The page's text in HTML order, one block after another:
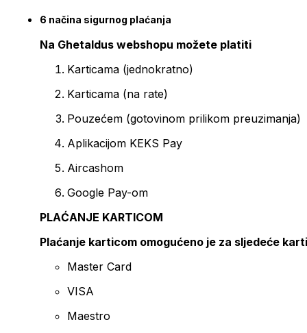
6 načina sigurnog plaćanja
Na Ghetaldus webshopu možete platiti
Karticama (jednokratno)
Karticama (na rate)
Pouzećem (gotovinom prilikom preuzimanja)
Aplikacijom KEKS Pay
Aircashom
Google Pay-om
PLAĆANJE KARTICOM
Plaćanje karticom omogućeno je za sljedeće
Master Card
VISA
Maestro